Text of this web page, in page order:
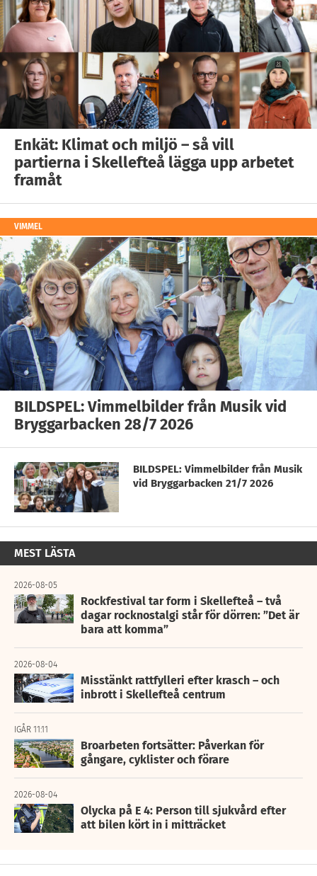
Enkät: Klimat och miljö – så vill
partierna i Skellefteå lägga upp arbetet
framåt
VIMMEL
BILDSPEL: Vimmelbilder från Musik vid
Bryggarbacken 28/7 2026
BILDSPEL: Vimmelbilder från Musik
vid Bryggarbacken 21/7 2026
MEST LÄSTA
2026-08-05
Rockfestival tar form i Skellefteå – två
dagar rocknostalgi står för dörren: ”Det är
bara att komma”
2026-08-04
Misstänkt rattfylleri efter krasch – och
inbrott i Skellefteå centrum
IGÅR 11:11
Broarbeten fortsätter: Påverkan för
gångare, cyklister och förare
2026-08-04
Olycka på E 4: Person till sjukvård efter
att bilen kört in i mitträcket